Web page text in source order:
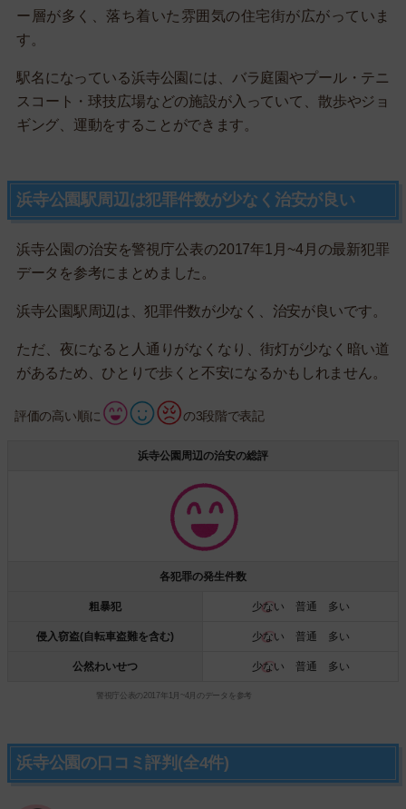
ー層が多く、落ち着いた雰囲気の住宅街が広がっていま
す。
駅名になっている浜寺公園には、バラ庭園やプール・テニ
スコート・球技広場などの施設が入っていて、散歩やジョ
ギング、運動をすることができます。
浜寺公園駅周辺は犯罪件数が少なく治安が良い
浜寺公園の治安を警視庁公表の2017年1月~4月の最新犯罪
データを参考にまとめました。
浜寺公園駅周辺は、犯罪件数が少なく、治安が良いです。
ただ、夜になると人通りがなくなり、街灯が少なく暗い道
があるため、ひとりで歩くと不安になるかもしれません。
評価の高い順に の3段階で表記
浜寺公園周辺の治安の総評
各犯罪の発生件数
粗暴犯 少ない 普通 多い
侵入窃盗(自転車盗難を含む) 少ない 普通 多い
公然わいせつ 少ない 普通 多い
警視庁公表の2017年1月~4月のデータを参考
浜寺公園の口コミ評判(全4件)